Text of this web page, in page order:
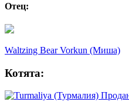
Отец:
Waltzing Bear Vorkun (Миша)
Котята: